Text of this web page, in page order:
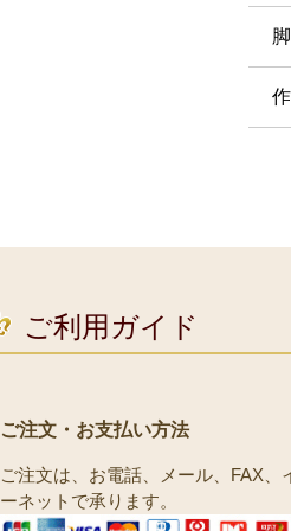
ご利用ガイド
ご注文・お支払い方法
ご注文は、お電話、メール、FAX、
ーネットで承ります。